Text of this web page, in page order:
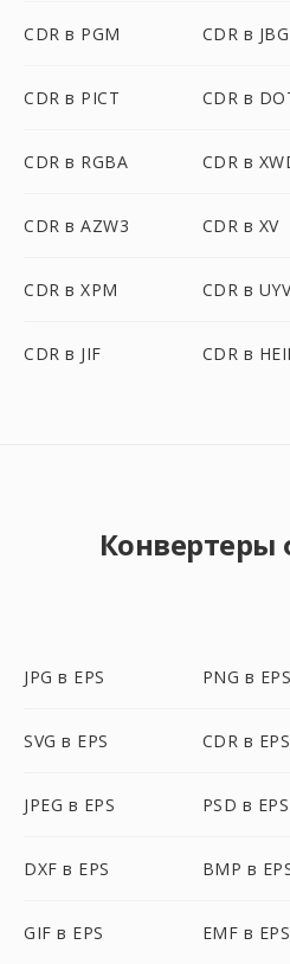
CDR в PGM CDR в JBG
CDR в PICT CDR в
CDR в RGBA CDR в
CDR в AZW3 CDR в XV
CDR в XPM CDR в
CDR в JIF CDR в
JPG в EPS PNG в EPS
SVG в EPS CDR в EPS
JPEG в EPS PSD в EPS
DXF в EPS BMP в
GIF в EPS EMF в EPS